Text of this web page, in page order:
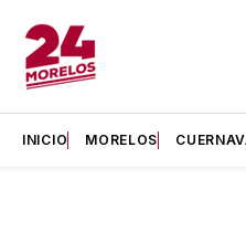
INICIO MORELOS